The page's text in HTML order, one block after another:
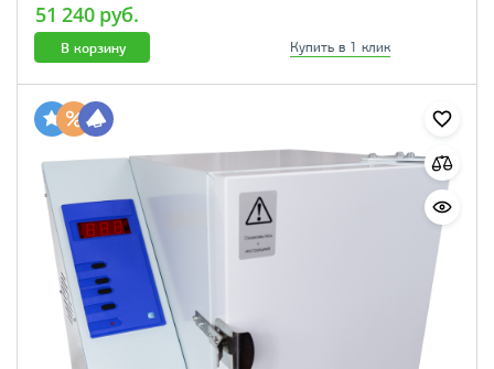
51 240 руб.
В корзину Купить в 1 клик